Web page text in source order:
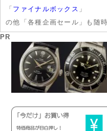
「 ファイナルボックス 」
の他「各種企画セール」も随
PR